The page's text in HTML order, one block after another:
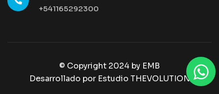
+541165292300
© Copyright 2024 by EMB
Desarrollado por Estudio THEVOLUTION